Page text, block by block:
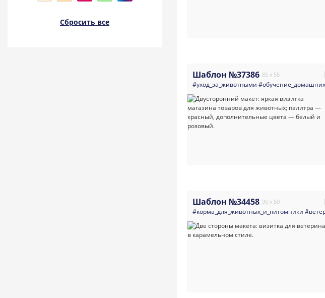
Сбросить все
Шаблон №37386 85 x 55
#уход_за_животными
Шаблон №34458 90 x 50
#корма_для_животных_и_питомники